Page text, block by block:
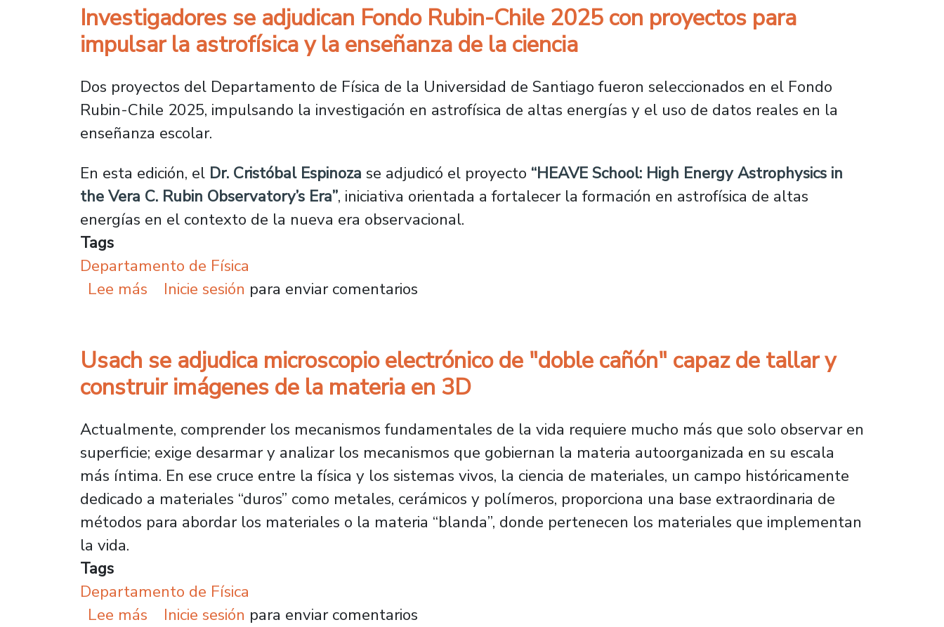
Investigadores se adjudican Fondo Rubin-Chile 2025 con proyectos para
impulsar la astrofísica y la enseñanza de la ciencia
Dos proyectos del Departamento de Física de la Universidad de Santiago fueron seleccionados en el Fondo
Rubin-Chile 2025, impulsando la investigación en astrofísica de altas energías y el uso de datos reales en la
enseñanza escolar.
En esta edición, el Dr. Cristóbal Espinoza se adjudicó el proyecto “HEAVE School: High Energy Astrophysics in
the Vera C. Rubin Observatory’s Era”, iniciativa orientada a fortalecer la formación en astrofísica de altas
energías en el contexto de la nueva era observacional.
Tags
Departamento de Física
Lee más sobre Investigadores se adjudican Fondo Rubin-Chile 2025 con proyectos para impulsar la astrofísica y la
Inicie sesión para enviar comentarios
Usach se adjudica microscopio electrónico de "doble cañón" capaz de tallar y
construir imágenes de la materia en 3D
Actualmente, comprender los mecanismos fundamentales de la vida requiere mucho más que solo observar en
superficie; exige desarmar y analizar los mecanismos que gobiernan la materia autoorganizada en su escala
más íntima. En ese cruce entre la física y los sistemas vivos, la ciencia de materiales, un campo históricamente
dedicado a materiales “duros” como metales, cerámicos y polímeros, proporciona una base extraordinaria de
métodos para abordar los materiales o la materia “blanda”, donde pertenecen los materiales que implementan
la vida.
Tags
Departamento de Física
Lee más sobre Usach se adjudica microscopio electrónico de "doble cañón" capaz de tallar y construir imágenes de la
Inicie sesión para enviar comentarios